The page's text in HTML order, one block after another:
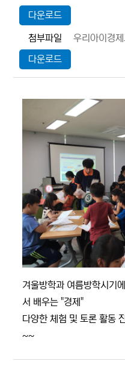
다운로드
첨부파일 우리아이경
다운로드
겨울방학과 여름방학시기
서 배우는 "경제"
다양한 체험 및 토론 활동
~~